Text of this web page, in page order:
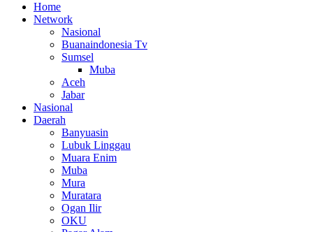
Home
Network
Nasional
Buanaindonesia Tv
Sumsel
Muba
Aceh
Jabar
Nasional
Daerah
Banyuasin
Lubuk Linggau
Muara Enim
Muba
Mura
Muratara
Ogan Ilir
OKU